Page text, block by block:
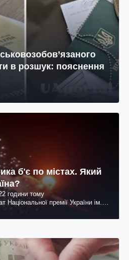
в розшук: пояснення
б'є по містах. Який
години тому
Національної премії України ім.